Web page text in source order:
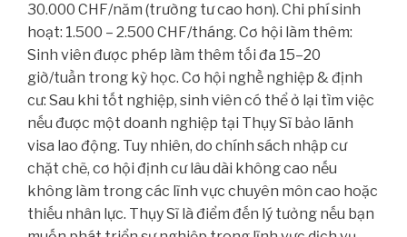
30.000 CHF/năm (trường tư cao hơn). Chi phí sinh
hoạt: 1.500 – 2.500 CHF/tháng. Cơ hội làm thêm:
Sinh viên được phép làm thêm tối đa 15–20
giờ/tuần trong kỳ học. Cơ hội nghề nghiệp & định
cư: Sau khi tốt nghiệp, sinh viên có thể ở lại tìm việc
nếu được một doanh nghiệp tại Thụy Sĩ bảo lãnh
visa lao động. Tuy nhiên, do chính sách nhập cư
chặt chẽ, cơ hội định cư lâu dài không cao nếu
không làm trong các lĩnh vực chuyên môn cao hoặc
thiếu nhân lực. Thụy Sĩ là điểm đến lý tưởng nếu bạn